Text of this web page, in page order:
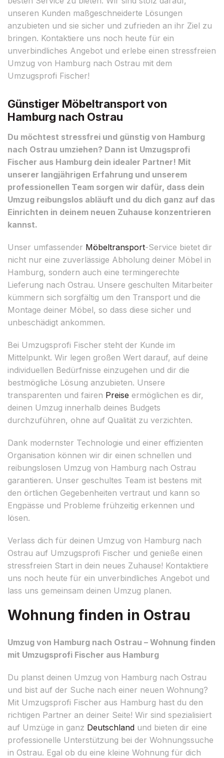
unseren Kunden maßgeschneiderte Lösungen
anzubieten und sie sicher und zufrieden an ihr Ziel zu
bringen. Kontaktiere uns noch heute für ein
unverbindliches Angebot und erlebe einen stressfreien
Umzug von Hamburg nach Ostrau mit dem
Umzugsprofi Fischer!
Günstiger Möbeltransport von
Hamburg nach Ostrau
Du möchtest stressfrei und günstig von Hamburg
nach Ostrau umziehen? Dann ist Umzugsprofi
Fischer aus Hamburg dein idealer Partner! Mit
unserer langjährigen Erfahrung und unserem
professionellen Team sorgen wir dafür, dass dein
Umzug reibungslos abläuft und du dich ganz auf das
Einrichten in deinem neuen Zuhause konzentrieren
kannst.
Unser umfassender Möbeltransport-Service bietet dir
nicht nur eine zuverlässige Abholung deiner Möbel in
Hamburg, sondern auch eine termingerechte
Lieferung nach Ostrau. Unsere geschulten Mitarbeiter
kümmern sich sorgfältig um den Transport und die
Montage deiner Möbel, so dass diese sicher und
unbeschädigt ankommen.
Bei Umzugsprofi Fischer steht der Kunde im
Mittelpunkt. Wir legen großen Wert darauf, auf deine
individuellen Bedürfnisse einzugehen und dir die
bestmögliche Lösung anzubieten. Unsere
transparenten und fairen Preise ermöglichen es dir,
deinen Umzug innerhalb deines Budgets
durchzuführen, ohne auf Qualität zu verzichten.
Dank modernster Technologie und einer effizienten
Organisation können wir dir einen schnellen und
reibungslosen Umzug von Hamburg nach Ostrau
garantieren. Unser geschultes Team ist bestens mit
den örtlichen Gegebenheiten vertraut und kann so
Engpässe und Probleme frühzeitig erkennen und
lösen.
Verlass dich für deinen Umzug von Hamburg nach
Ostrau auf Umzugsprofi Fischer und genieße einen
stressfreien Start in dein neues Zuhause! Kontaktiere
uns noch heute für ein unverbindliches Angebot und
lass uns gemeinsam deinen Umzug planen.
Wohnung finden in Ostrau
Umzug von Hamburg nach Ostrau – Wohnung finden
mit Umzugsprofi Fischer aus Hamburg
Du planst deinen Umzug von Hamburg nach Ostrau
und bist auf der Suche nach einer neuen Wohnung?
Mit Umzugsprofi Fischer aus Hamburg hast du den
richtigen Partner an deiner Seite! Wir sind spezialisiert
auf Umzüge in ganz Deutschland und bieten dir eine
professionelle Unterstützung bei der Wohnungssuche
in Ostrau. Egal ob du eine kleine Wohnung für dich